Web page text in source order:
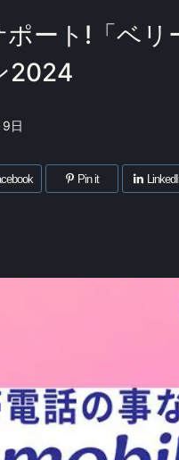
ポート!「ベ
2024
日
Pin it